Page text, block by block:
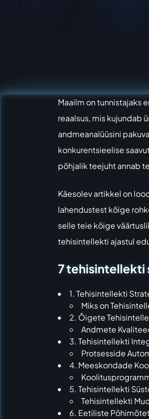
Maailm on tunnistajaks
reaalsus, mis kujundab
andmeanalüüsini
konkurentsieelise
põhjalik teejuht annab
Käesolev artikkel on
lahendustest kõige
selle teie kõige
tehisintellekti ajastul
7 tehisintellekti
1. Tehisintellekti
Miks on
2. Õigete
Andmete
3. Tehisintellekti
Protsesside
4. Meeskondade
5. Tehisintellekti
Tehisintellekti
6. Eetiliste